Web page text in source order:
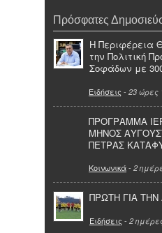
Πρόσφατες
Η Περιφέρεια
την Πολιτική
Σοφάδων με
Ειδήσεις - 23 ώρες
ΠΡΟΓΡΑΜΜΑ
ΜΗΝΟΣ
ΠΕΤΡΑΣ
Κοινωνικά- 2
ΠΡΩΤΗ ΓΙΑ ΤΗΝ
Ειδήσεις - 2